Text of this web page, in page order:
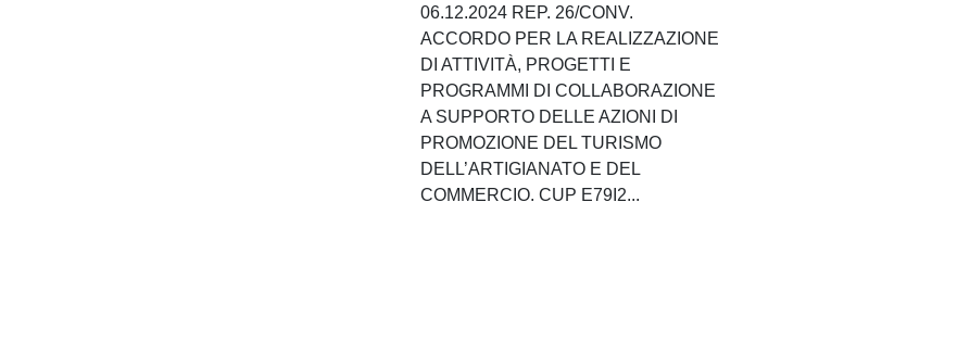
06.12.2024 REP. 26/CONV.
ACCORDO PER LA REALIZZAZIONE
DI ATTIVITÀ, PROGETTI E
PROGRAMMI DI COLLABORAZIONE
A SUPPORTO DELLE AZIONI DI
PROMOZIONE DEL TURISMO
DELL’ARTIGIANATO E DEL
COMMERCIO. CUP E79I2...